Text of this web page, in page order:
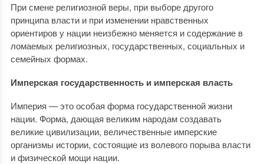
При смене религиозной веры, при выборе другого
принципа власти и при изменении нравственных
ориентиров у нации неизбежно меняется и содержание в
ломаемых религиозных, государственных, социальных и
семейных формах.
Имперская государственность и имперская власть
Империя — это особая форма государственной жизни
нации. Форма, дающая великим народам создавать
великие цивилизации, величественные имперские
организмы истории, состоящие из волевого порыва власти
и физической мощи нации.